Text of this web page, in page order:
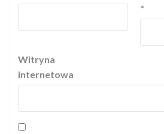
*
Witryna
internetowa